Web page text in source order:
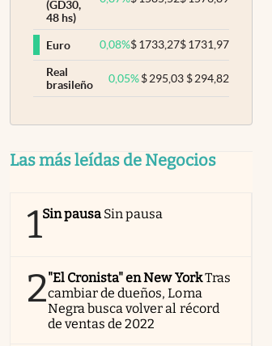
(GD30,
48 hs)
Euro 0,08%$1733,27$1731,97
Real
brasileño
0,05% $295,03 $294,82
Las más leídas de Negocios
1Sin pausa Sin pausa
2"El Cronista" en New YorkTras
cambiar de dueños, Loma
Negra busca volver al récord
de ventas de 2022